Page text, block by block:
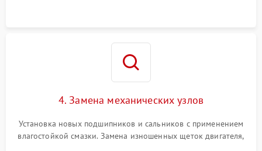
4. Замена механических узлов
Установка новых подшипников и сальников с применением
влагостойкой смазки. Замена изношенных щеток двигателя,